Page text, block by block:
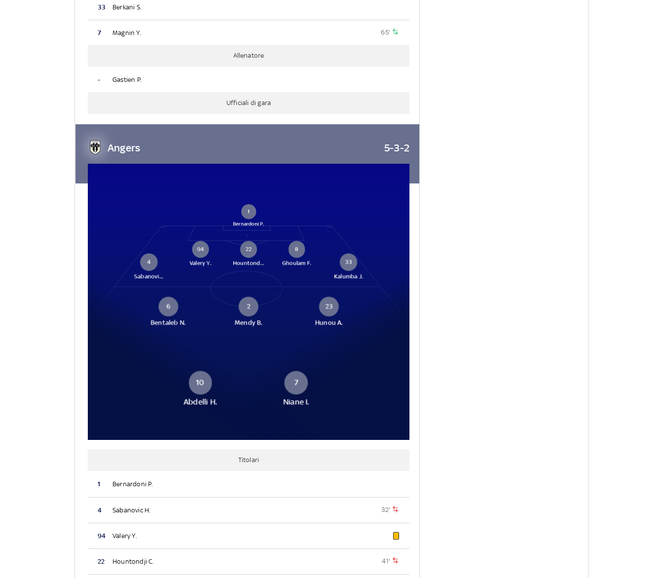
33 Berkani S.
7 Magnin Y. 65'
Allenatore
- Gastien P.
Ufficiali di gara
Angers 5-3-2
1
Bernardoni P.
4
Sabanovi...
94
Valery Y.
22
Hountond...
8
Ghoulam F. 33
Kalumba J.
6
Bentaleb N.
2
Mendy B.
23
Hunou A.
10
Abdelli H.
7
Niane I.
Titolari
1 Bernardoni P.
4 Sabanovic H. 32'
94 Valery Y.
22 Hountondji C. 41'